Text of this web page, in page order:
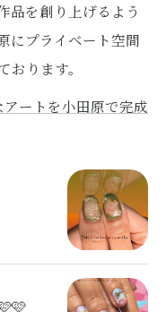
品を創り上げるよう
にプライベート空間
ります。
アートを小田原で完成